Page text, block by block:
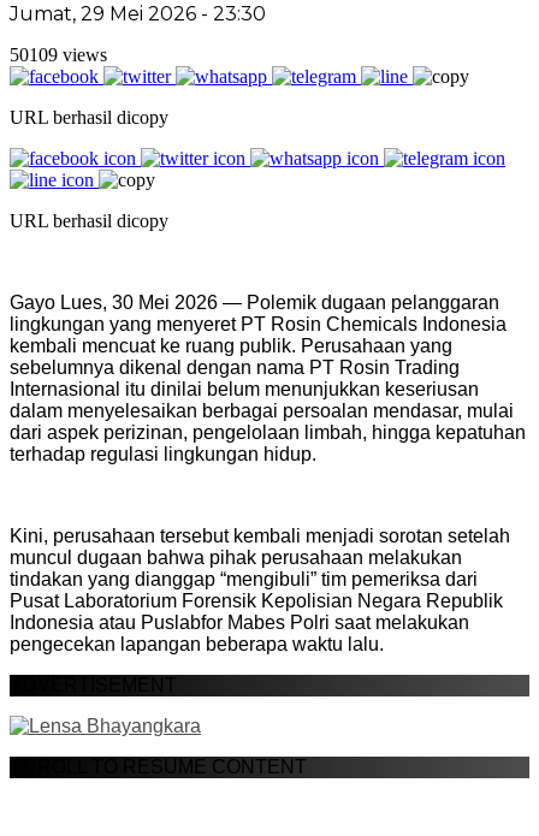
Jumat, 29 Mei 2026 - 23:30
50109 views
URL berhasil dicopy
URL berhasil dicopy
Gayo Lues, 30 Mei 2026 — Polemik dugaan pelanggaran
lingkungan yang menyeret PT Rosin Chemicals Indonesia
kembali mencuat ke ruang publik. Perusahaan yang
sebelumnya dikenal dengan nama PT Rosin Trading
Internasional itu dinilai belum menunjukkan keseriusan
dalam menyelesaikan berbagai persoalan mendasar, mulai
dari aspek perizinan, pengelolaan limbah, hingga kepatuhan
terhadap regulasi lingkungan hidup.
Kini, perusahaan tersebut kembali menjadi sorotan setelah
muncul dugaan bahwa pihak perusahaan melakukan
tindakan yang dianggap “mengibuli” tim pemeriksa dari
Pusat Laboratorium Forensik Kepolisian Negara Republik
Indonesia atau Puslabfor Mabes Polri saat melakukan
pengecekan lapangan beberapa waktu lalu.
ADVERTISEMENT
SCROLL TO RESUME CONTENT